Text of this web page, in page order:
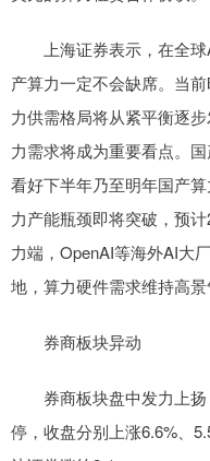
上海证券表示，在全球
产算力一定不会缺席。当
力供需格局将从紧平衡逐
力需求将成为重要看点。
看好下半年乃至明年国产
力产能瓶颈即将突破，预
力端，OpenAI等海外AI大
地，算力硬件需求维持高景
券商板块异动
券商板块盘中发力上扬
停，收盘分别上涨6.6%、